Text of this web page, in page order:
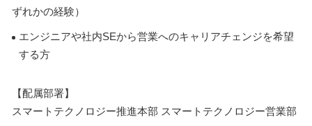
ずれかの経験）
エンジニアや社内SEから営業へのキャリアチェンジを希望
する方
【配属部署】
スマートテクノロジー推進本部 スマートテクノロジー営業部